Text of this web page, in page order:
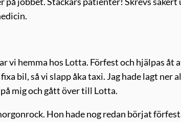
vi hemma hos Lotta. Förfest och hjälpas åt
bil, så vi slapp åka taxi. Jag hade lagt ner
mig och gått över till Lotta.
Hon hade nog redan börjat